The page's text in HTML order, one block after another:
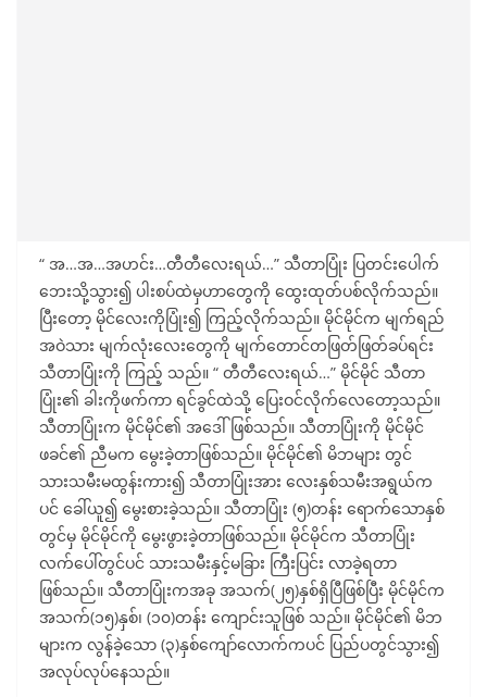
“ အ…အ…အဟင်း…တီတီလေးရယ်…” သီတာပြုံး ပြတင်းပေါက်
ဘေးသို့သွား၍ ပါးစပ်ထဲမှဟာတွေကို ထွေးထုတ်ပစ်လိုက်သည်။
ပြီးတော့ မိုင်လေးကိုပြုံး၍ ကြည့်လိုက်သည်။ မိုင်မိုင်က မျက်ရည်
အဝဲသား မျက်လုံးလေးတွေကို မျက်တောင်တဖြတ်ဖြတ်ခပ်ရင်း
သီတာပြုံးကို ကြည့် သည်။ “ တီတီလေးရယ်…” မိုင်မိုင် သီတာ
ပြုံး၏ ခါးကိုဖက်ကာ ရင်ခွင်ထဲသို့ ပြေးဝင်လိုက်လေတော့သည်။
သီတာပြုံးက မိုင်မိုင်၏ အဒေါ်ဖြစ်သည်။ သီတာပြုံးကို မိုင်မိုင်
ဖခင်၏ ညီမက မွေးခဲ့တာဖြစ်သည်။ မိုင်မိုင်၏ မိဘများ တွင်
သားသမီးမထွန်းကား၍ သီတာပြုံးအား လေးနှစ်သမီးအရွယ်က
ပင် ခေါ်ယူ၍ မွေးစားခဲ့သည်။ သီတာပြုံး (၅)တန်း ရောက်သောနှစ်
တွင်မှ မိုင်မိုင်ကို မွေးဖွားခဲ့တာဖြစ်သည်။ မိုင်မိုင်က သီတာပြုံး
လက်ပေါ်တွင်ပင် သားသမီးနှင့်မခြား ကြီးပြင်း လာခဲ့ရတာ
ဖြစ်သည်။ သီတာပြုံးကအခု အသက်(၂၅)နှစ်ရှိပြီဖြစ်ပြီး မိုင်မိုင်က
အသက်(၁၅)နှစ်၊ (၁၀)တန်း ကျောင်းသူဖြစ် သည်။ မိုင်မိုင်၏ မိဘ
များက လွန်ခဲ့သော (၃)နှစ်ကျော်လောက်ကပင် ပြည်ပတွင်သွား၍
အလုပ်လုပ်နေသည်။